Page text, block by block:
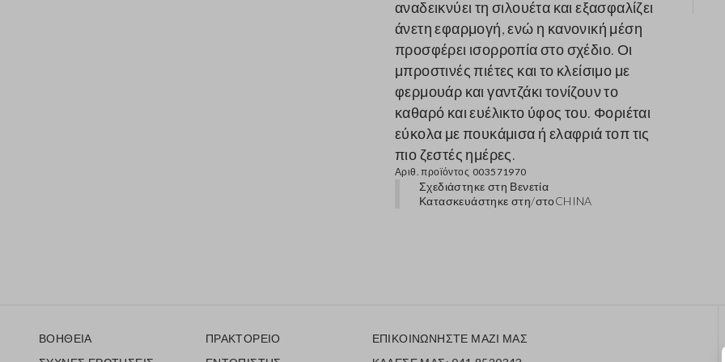
αναδεικνύει τη σιλουέτα και εξασφαλίζει
άνετη εφαρμογή, ενώ η κανονική μέση
προσφέρει ισορροπία στο σχέδιο. Οι
μπροστινές πιέτες και το κλείσιμο με
φερμουάρ και γαντζάκι τονίζουν το
καθαρό και ευέλικτο ύφος του. Φοριέται
εύκολα με πουκάμισα ή ελαφριά τοπ τις
πιο ζεστές ημέρες.
Αριθ. προϊόντος 003571970
Σχεδιάστηκε στη Βενετία
Κατασκευάστηκε στη/στοCHINA
ΒΟΗΘΕΙΑ
ΠΡΑΚΤΟΡΕΙΟ
ΕΠΙΚΟΙΝΩΝΗΣΤΕ ΜΑΖΙ ΜΑΣ